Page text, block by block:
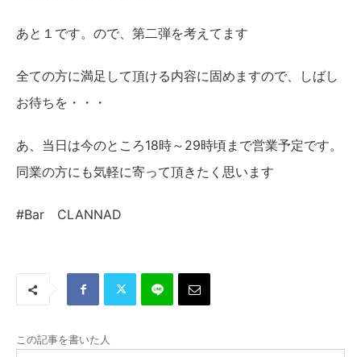
あと１です。ので、第二弾を考えてます
全ての方に満足して頂ける内容に固めますので、しばし
お待ちを・・・
あ、当日は今のところ18時～29時頃まで営業予定です。
同業の方にも気軽に寄って頂きたく思います
#Bar CLANNAD
この記事を書いた人